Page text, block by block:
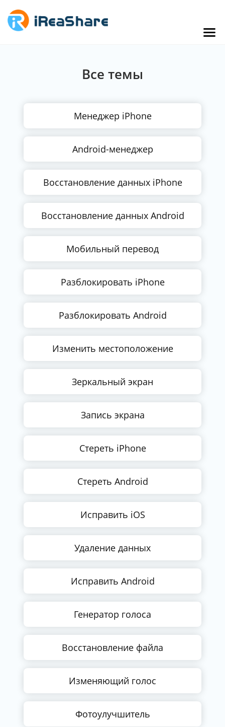
Все темы
Менеджер iPhone
Android-менеджер
Восстановление данных iPhone
Восстановление данных Android
Мобильный перевод
Разблокировать iPhone
Разблокировать Android
Изменить местоположение
Зеркальный экран
Запись экрана
Стереть iPhone
Стереть Android
Исправить iOS
Удаление данных
Исправить Android
Генератор голоса
Восстановление файла
Изменяющий голос
Фотоулучшитель